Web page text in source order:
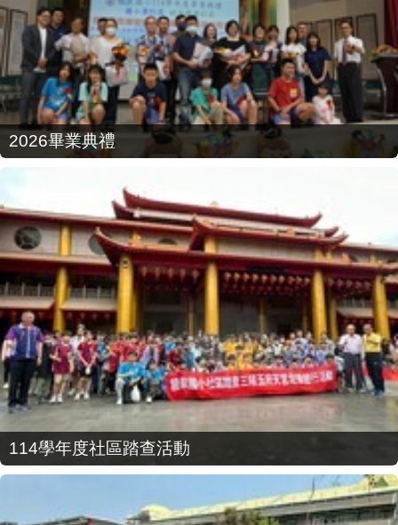
2026畢業典禮
114學年度社區踏查活動